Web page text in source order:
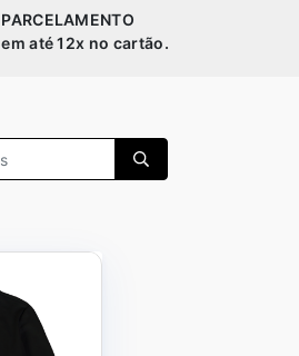
PARCELAMENTO
em até 12x no cartão.